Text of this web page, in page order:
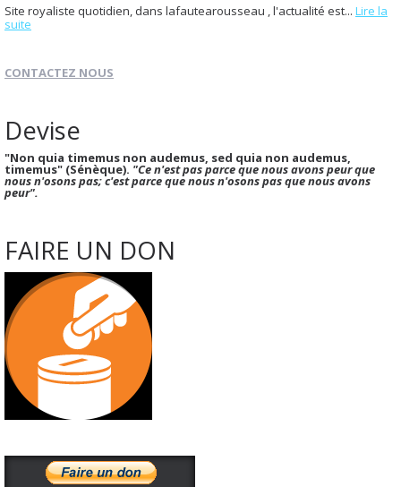
Site royaliste quotidien, dans lafautearousseau , l'actualité est... Lire la
suite
CONTACTEZ NOUS
Devise
"Non quia timemus non audemus, sed quia non audemus,
timemus" (Sénèque). "Ce n'est pas parce que nous avons peur que
nous n'osons pas; c'est parce que nous n'osons pas que nous avons
peur".
FAIRE UN DON